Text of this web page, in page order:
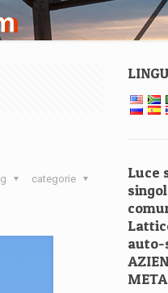
categorie
Luce
auto-